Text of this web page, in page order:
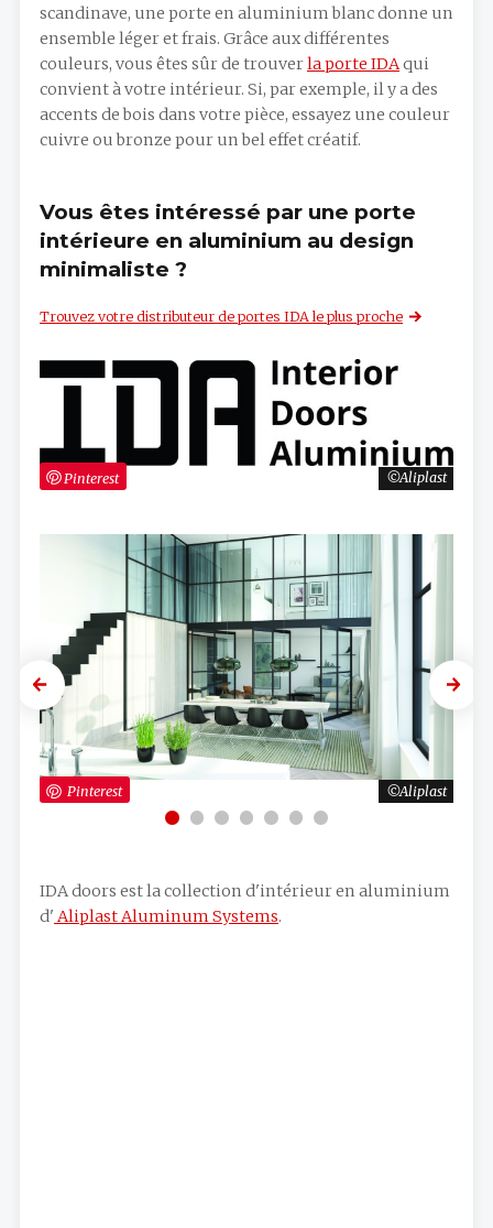
scandinave, une porte en aluminium blanc donne un
ensemble léger et frais. Grâce aux différentes
couleurs, vous êtes sûr de trouverla porte IDAqui
convient à votre intérieur. Si, par exemple, il y a des
accents de bois dans votre pièce, essayez une couleur
cuivre ou bronze pour un bel effet créatif.
Aliplast
Pinterest
Vous êtes intéressé par une porte
intérieure en aluminium au design
minimaliste ?
Trouvez votre distributeur de portes IDA le plus proche
Previous
Aliplast
Pinterest
Next
IDA doors est la collection d'intérieur en aluminium
d' Aliplast Aluminum Systems.